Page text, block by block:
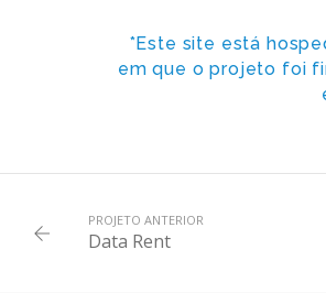
*Este site está
em que o projeto foi
PROJETO ANTERIOR
Data Rent